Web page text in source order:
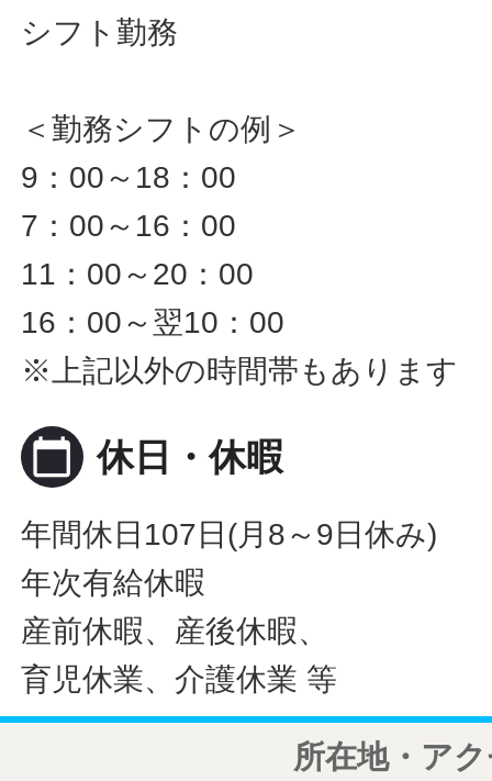
シフト勤務
＜勤務シフトの例＞
9：00～18：00
7：00～16：00
11：00～20：00
16：00～翌10：00
※上記以外の時間帯もあります
calendar_today 休日・休暇
年間休日107日(月8～9日休み)
年次有給休暇
産前休暇、産後休暇、
育児休業、介護休業 等
所在地・ア